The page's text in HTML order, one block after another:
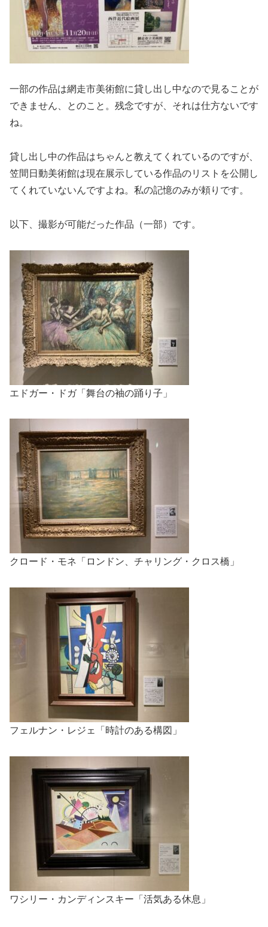
一部の作品は網走市美術館に貸し出し中なので見ることが
できません、とのこと。残念ですが、それは仕方ないです
ね。
貸し出し中の作品はちゃんと教えてくれているのですが、
笠間日動美術館は現在展示している作品のリストを公開し
てくれていないんですよね。私の記憶のみが頼りです。
以下、撮影が可能だった作品（一部）です。
エドガー・ドガ「舞台の袖の踊り子」
クロード・モネ「ロンドン、チャリング・クロス橋」
フェルナン・レジェ「時計のある構図」
ワシリー・カンディンスキー「活気ある休息」